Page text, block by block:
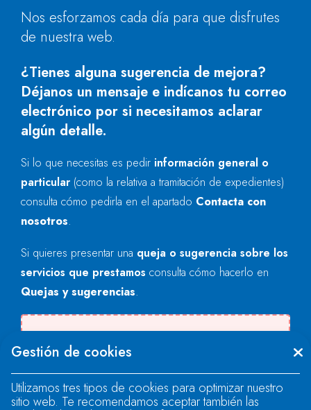
Nos esforzamos cada día para que disfrutes
de nuestra web.
¿Tienes alguna sugerencia de mejora?
Déjanos un mensaje e indícanos tu correo
electrónico por si necesitamos aclarar
algún detalle.
Si lo que necesitas es pedir información general o
particular (como la relativa a tramitación de expedientes)
consulta cómo pedirla en el apartado Contacta con
nosotros.
Si quieres presentar una queja o sugerencia sobre los
servicios que prestamos consulta cómo hacerlo en
Quejas y sugerencias.
"text".
Gestión de cookies
Utilizamos tres tipos de cookies para optimizar nuestro
sitio web. Te recomendamos aceptar también las